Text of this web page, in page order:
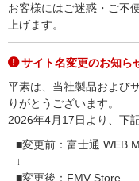
お客様にはご迷惑・ご不
上げます。
サイト名変更のお知ら
平素は、当社製品および
りがとうございます。
2026年4月17日より、下
■変更前：富士通 WEB
↓